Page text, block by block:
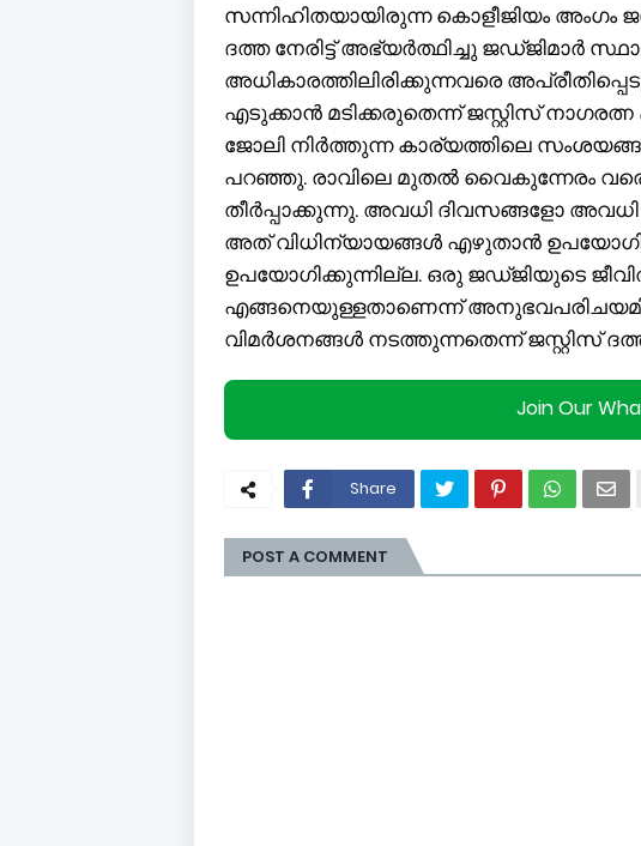
സന്നിഹിതയായിരുന്ന കൊളീജിയം അംഗം
ദത്ത നേരിട്ട് അഭ്യർത്ഥിച്ചു ജഡ്ജിമാർ
അധികാരത്തിലിരിക്കുന്നവരെ
എടുക്കാൻ മടിക്കരുതെന്ന് ജസ്റ്റിസ്
ജോലി നിർത്തുന്ന കാര്യത്തിലെ
പറഞ്ഞു. രാവിലെ മുതൽ വൈകുന്നേരം
തീർപ്പാക്കുന്നു. അവധി ദിവസങ്ങളോ
അത് വിധിന്യായങ്ങൾ എഴുതാൻ
ഉപയോഗിക്കുന്നില്ല. ഒരു ജഡ്ജിയുടെ
എങ്ങനെയുള്ളതാണെന്ന്
വിമർശനങ്ങൾ നടത്തുന്നതെന്ന് ജസ്റ്റിസ്
Join Our
Share
POST A COMMENT